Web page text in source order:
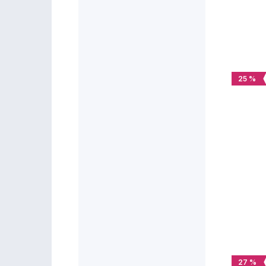
25 %
27 %